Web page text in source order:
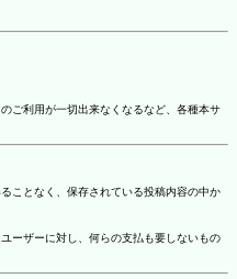
ご利用が一切出来なくなるなど、各種本サ
ことなく、保存されている投稿内容の中か
ーザーに対し、何らの支払も要しないもの